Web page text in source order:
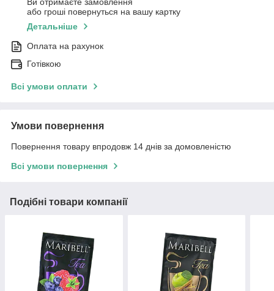
Ви отримаєте замовлення
або гроші повернуться на вашу картку
Детальніше
Оплата на рахунок
Готівкою
Всі умови оплати
Умови повернення
Повернення товару впродовж 14 днів за домовленістю
Всі умови повернення
Подібні товари компанії